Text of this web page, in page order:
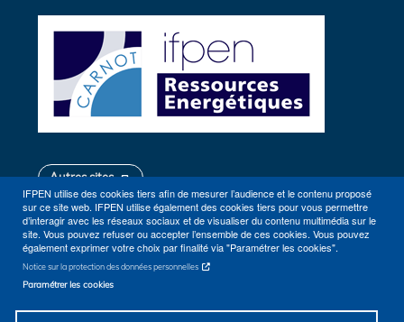
IFPEN utilise des cookies tiers afin de mesurer l’audience et le contenu proposé
sur ce site web. IFPEN utilise également des cookies tiers pour vous permettre
d’interagir avec les réseaux sociaux et de visualiser du contenu multimédia sur le
site. Vous pouvez refuser ou accepter l’ensemble de ces cookies. Vous pouvez
également exprimer votre choix par finalité via "Paramétrer les cookies".
Notice sur la protection des données personnelles
Paramétrer les cookies
Autres sites
Plan du site Contact